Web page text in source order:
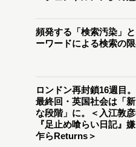
頻発する「検索汚染」
ーワードによる検索の
ロンドン再封鎖16週目。
最終回・英国社会は「
な段階」に。＜入江敦
『足止め喰らい日記』
乍らReturns＞